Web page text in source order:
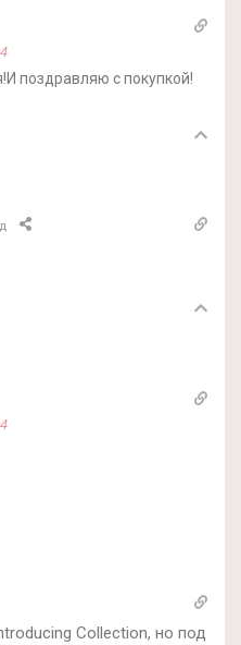
поздравляю с покупкой!
Collection, но под